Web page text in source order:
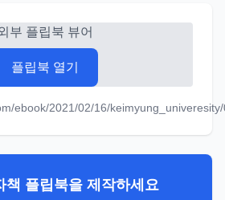
부 플립북 뷰어
플립북 열기
ebook/2021/02/16/
책 플립북을 제작하세요